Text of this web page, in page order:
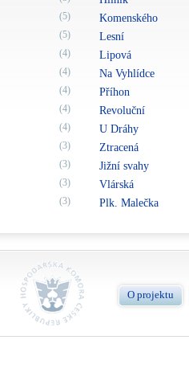
(5)
(5)
(4)
(4)
(4)
(4)
(4)
(3)
(3)
(3)
(3)
Komenského
Lesní
Lipová
Na Vyhlídce
Příhon
Revoluční
U Dráhy
Ztracená
Jižní svahy
Vlárská
Plk. Malečka
O projektu